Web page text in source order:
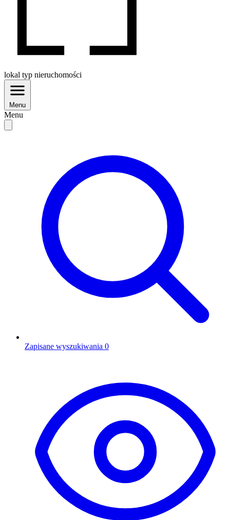
lokal typ nieruchomości
Menu
Menu
Zapisane wyszukiwania 0